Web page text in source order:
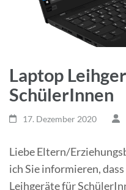
Laptop
SchülerInnen
17. Dezember 2020
Liebe Eltern/
ich Sie informieren,
Leihgeräte für